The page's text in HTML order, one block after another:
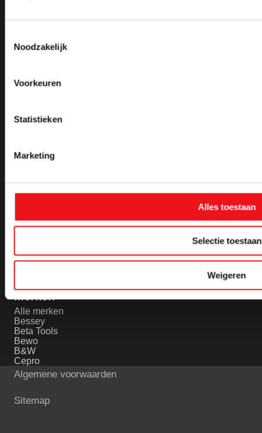
Noodzakelijk
Voorkeuren
Statistieken
Marketing
Alles toestaan
Selectie toestaan
Weigeren
Over ons
Projecten
Artikelen
Levering aan scholen
Gereedschappen
Afbraamschijven
Dopsleutels
Elektrisch gereedschap metaalbewerking
Werkplaatsinrichting
Alle werkplaatsinrichting
Bankschroeven
Gereedschapswanden
Hijs- en hefgereedschap
Ladekasten
Merken
Alle merken
Bessey
Beta Tools
Bewo
B&W
Cepro
Algemene voorwaarden
Sitemap